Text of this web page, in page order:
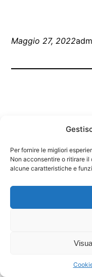
Per fornire le migliori
Non acconsentire o ritirare
alcune caratteristiche e
Maggio 27, 2022
Marley Bar Jesolo
Proudly powered